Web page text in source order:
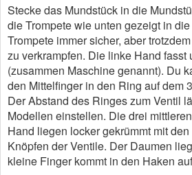
Stecke das Mundstück in die
die Trompete wie unten gezeigt in
Trompete immer sicher, aber
zu verkrampfen. Die linke Hand fasst
(zusammen Maschine genannt). Du
den Mittelfinger in den Ring auf dem
Der Abstand des Ringes zum Ventil
Modellen einstellen. Die drei
Hand liegen locker gekrümmt mit
Knöpfen der Ventile. Der Daumen
kleine Finger kommt in den Haken